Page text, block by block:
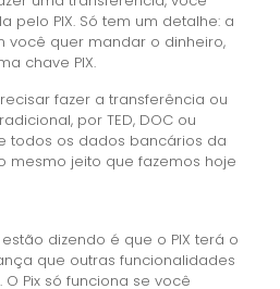
pelo PIX. Só tem um detalhe: a
você quer mandar o dinheiro,
chave PIX.
fazer a transferência ou
por TED, DOC ou
todos os dados bancários da
mesmo jeito que fazemos hoje
dizendo é que o PIX terá o
que outras funcionalidades
Pix só funciona se você